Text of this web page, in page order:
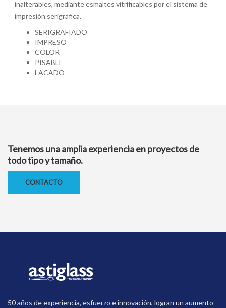
inalterables, mediante esmaltes vitrificables por el sistema de
impresión serigráfica.
SERIGRAFIADO
IMPRESO
COLOR
PISABLE
LACADO
Tenemos una amplia experiencia en proyectos de
todo tipo y tamaño.
CONTACTO
50 años de experiencia, esfuerzo e innovación, logran un aumento